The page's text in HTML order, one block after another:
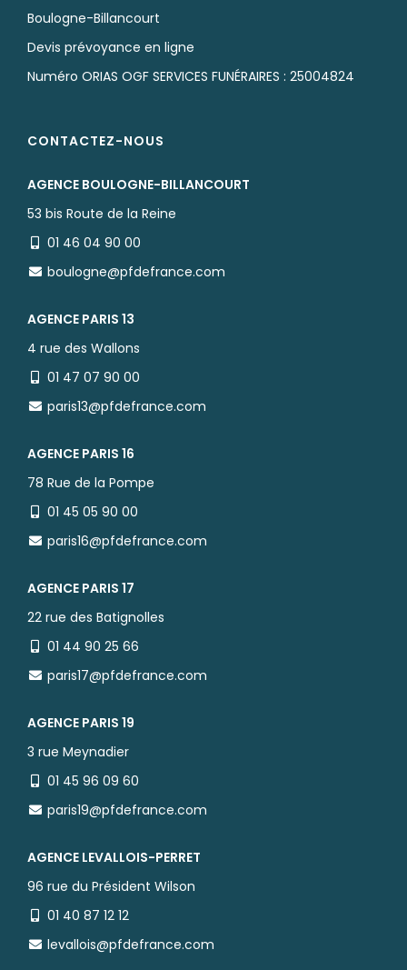
Boulogne-Billancourt
Devis prévoyance en ligne
Numéro ORIAS OGF SERVICES FUNÉRAIRES : 25004824
CONTACTEZ-NOUS
AGENCE BOULOGNE-BILLANCOURT
53 bis Route de la Reine
01 46 04 90 00
boulogne@pfdefrance.com
AGENCE PARIS 13
4 rue des Wallons
01 47 07 90 00
paris13@pfdefrance.com
AGENCE PARIS 16
78 Rue de la Pompe
01 45 05 90 00
paris16@pfdefrance.com
AGENCE PARIS 17
22 rue des Batignolles
01 44 90 25 66
paris17@pfdefrance.com
AGENCE PARIS 19
3 rue Meynadier
01 45 96 09 60
paris19@pfdefrance.com
AGENCE LEVALLOIS-PERRET
96 rue du Président Wilson
01 40 87 12 12
levallois@pfdefrance.com